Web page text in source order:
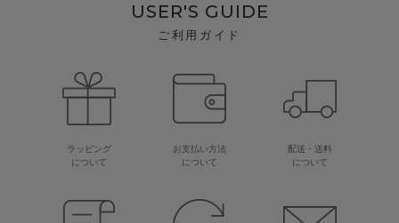
USER'S GUIDE
ご利用ガイド
ラッピング
について
お支払い方法
について
配送・送料
について